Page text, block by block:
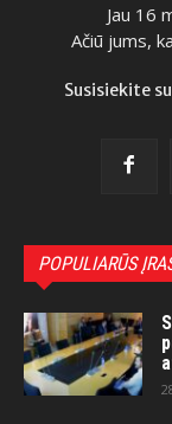
Jau 16
Ačiū jums,
Susisiekite
POPULIARŪS